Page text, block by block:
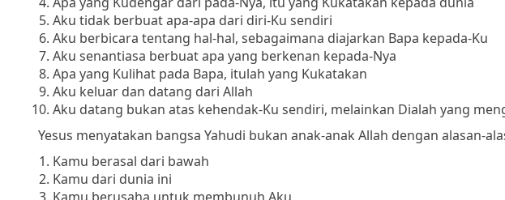
Aku tidak berbuat apa-apa dari diri-Ku sendiri
Aku berbicara tentang hal-hal, sebagaimana diajarkan Bapa kepada-Ku
Aku senantiasa berbuat apa yang berkenan kepada-Nya
Apa yang Kulihat pada Bapa, itulah yang Kukatakan
Aku keluar dan datang dari Allah
Aku datang bukan atas kehendak-Ku sendiri, melainkan Dialah yang
Yesus menyatakan bangsa Yahudi bukan anak-anak Allah dengan alasan-
Kamu berasal dari bawah
Kamu dari dunia ini